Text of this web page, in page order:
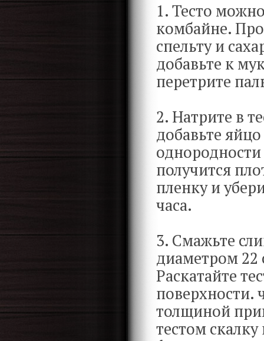
1. Тесто
комбайне.
спельту и
добавьте к
перетрите
2. Натрите в
добавьте
получится
пленку и
часа.
3. Смажьте
диаметром
Раскатайте
поверхности.
толщиной
тестом